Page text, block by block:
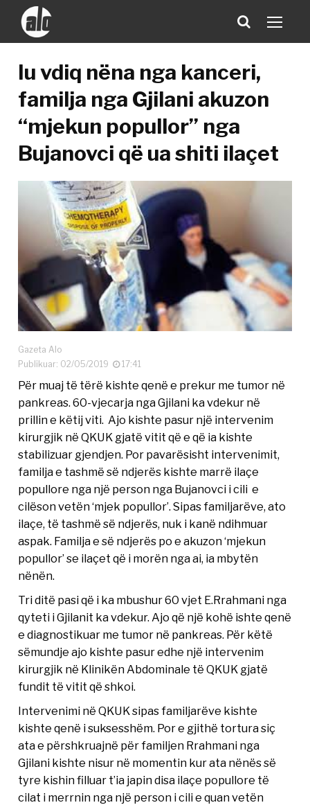
Iu vdiq nëna nga kanceri,
familja nga Gjilani akuzon
“mjekun popullor” nga
Bujanovci që ua shiti ilaçet
Gazeta Alo
Publikuar: 02/05/2019
17:41
Për muaj të tërë kishte qenë e prekur me tumor në
pankreas. 60-vjecarja nga Gjilani ka vdekur në
prillin e këtij viti. Ajo kishte pasur një intervenim
kirurgjik në QKUK gjatë vitit që e që ia kishte
stabilizuar gjendjen. Por pavarësisht intervenimit,
familja e tashmë së ndjerës kishte marrë ilaçe
popullore nga një person nga Bujanovci i cili e
cilëson vetën ‘mjek popullor’. Sipas familjarëve, ato
ilaçe, të tashmë së ndjerës, nuk i kanë ndihmuar
aspak. Familja e së ndjerës po e akuzon ‘mjekun
popullor’ se ilaçet që i morën nga ai, ia mbytën
nënën.
Tri ditë pasi që i ka mbushur 60 vjet E.Rrahmani nga
qyteti i Gjilanit ka vdekur. Ajo që një kohë ishte qenë
e diagnostikuar me tumor në pankreas. Për këtë
sëmundje ajo kishte pasur edhe një intervenim
kirurgjik në Klinikën Abdominale të QKUK gjatë
fundit të vitit që shkoi.
Intervenimi në QKUK sipas familjarëve kishte
kishte qenë i suksesshëm. Por e gjithë tortura siç
ata e përshkruajnë për familjen Rrahmani nga
Gjilani kishte nisur në momentin kur ata nënës së
tyre kishin filluar t’ia japin disa ilaçe popullore të
cilat i merrnin nga një person i cili e quan vetën